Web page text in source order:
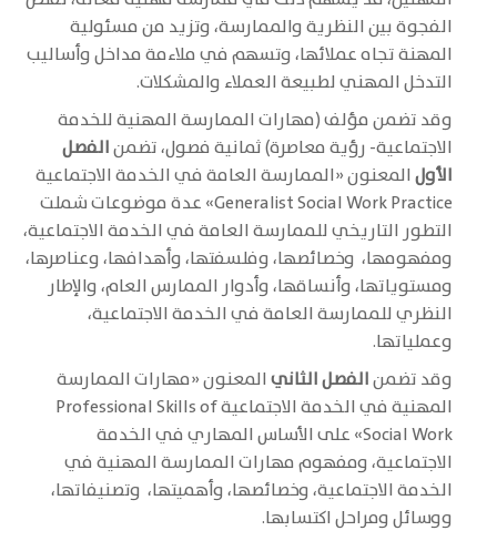
الفجوة بين النظرية والممارسة، وتزيد من مسئولية
المهنة تجاه عملائها، وتسهم في ملاءمة مداخل وأساليب
التدخل المهني لطبيعة العملاء والمشكلات.
وقد تضمن مؤلف (مهارات الممارسة المهنية للخدمة
الاجتماعية- رؤية معاصرة) ثمانية فصول، تضمنالفصل
الأول المعنون «الممارسة العامة في الخدمة الاجتماعية
Generalist Social Work Practice» عدة موضوعات شملت
التطور التاريخي للممارسة العامة في الخدمة الاجتماعية،
ومفهومها، وخصائصها، وفلسفتها، وأهدافها، وعناصرها،
ومستوياتها، وأنساقها، وأدوار الممارس العام، والإطار
النظري للممارسة العامة في الخدمة الاجتماعية،
وعملياتها.
وقد تضمنالفصل الثاني المعنون «مهارات الممارسة
المهنية في الخدمة الاجتماعية Professional Skills of
Social Work» على الأساس المهاري في الخدمة
الاجتماعية، ومفهوم مهارات الممارسة المهنية في
الخدمة الاجتماعية، وخصائصها، وأهميتها، وتصنيفاتها،
ووسائل ومراحل اكتسابها.